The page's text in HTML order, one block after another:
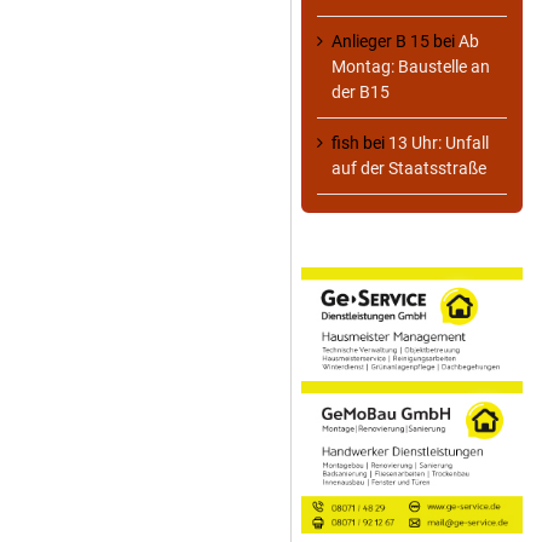
Anlieger B 15 beiAb
Montag: Baustelle an
der B15
fish bei 13 Uhr: Unfall
auf der Staatsstraße